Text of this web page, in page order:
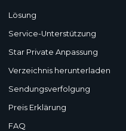
Lösung
Service-Unterstützung
Star Private Anpassung
Verzeichnis herunterladen
Sendungsverfolgung
Preis Erklärung
FAQ